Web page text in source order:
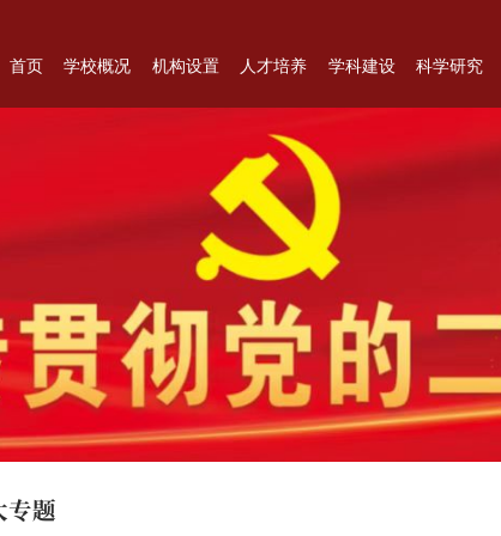
首页 学校概况 机构设置 人才培养 学科建设 科学研究
专题